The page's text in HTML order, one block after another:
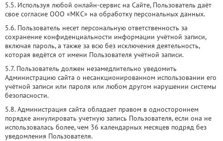
5.5. Используя любой онлайн-сервис на Сайте, Пользователь даёт
свое согласие ООО «МКС» на обработку персональных данных.
5.6. Пользователь несет персональную ответственность за
сохранение конфиденциальности информации учётной записи,
включая пароль, а также за всю без исключения деятельность,
которая ведётся от имени Пользователя учётной записи.
5.7. Пользователь должен незамедлительно уведомить
Администрацию сайта о несанкционированном использовании его
учётной записи или пароля или любом другом нарушении системы
безопасности.
5.8. Администрация сайта обладает правом в одностороннем
порядке аннулировать учетную запись Пользователя, если она не
использовалась более, чем 36 календарных месяцев подряд без
уведомления Пользователя.